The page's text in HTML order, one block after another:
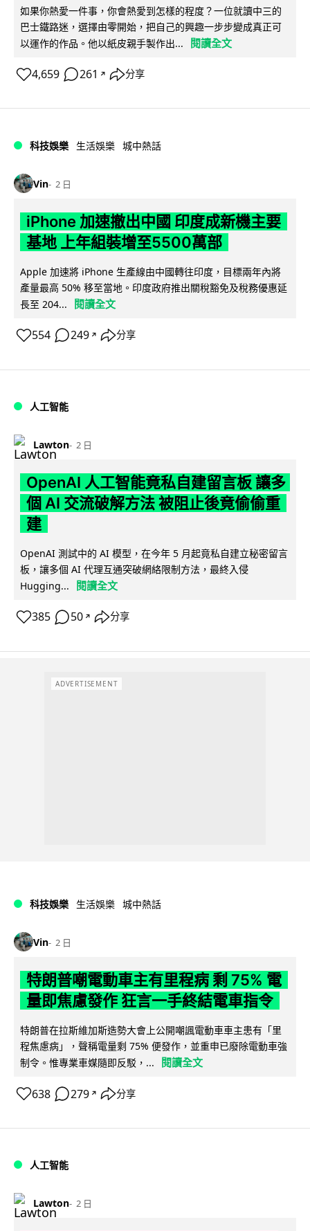
如果你熱愛一件事，你會熱愛到怎樣的程度？一位就讀中三的
巴士鐵路迷，選擇由零開始，把自己的興趣一步步變成真正可
以運作的作品。他以紙皮親手製作出...
閱讀全文
4,659 261 ↗ 分享
科技娛樂 生活娛樂 城中熱話
Vin 2 日
iPhone 加速撤出中國 印度成新機主要
基地 上年組裝增至5500萬部
Apple 加速將 iPhone 生產線由中國轉往印度，目標兩年內將
產量最高 50% 移至當地。印度政府推出關稅豁免及稅務優惠延
長至 204...
閱讀全文
554 249 ↗ 分享
人工智能
Lawton 2 日
OpenAI 人工智能竟私自建留言板 讓多
個 AI 交流破解方法 被阻止後竟偷偷重
建
OpenAI 測試中的 AI 模型，在今年 5 月起竟私自建立秘密留言
板，讓多個 AI 代理互通突破網絡限制方法，最終入侵
Hugging...
閱讀全文
385 50 ↗ 分享
ADVERTISEMENT
科技娛樂 生活娛樂 城中熱話
Vin 2 日
特朗普嘲電動車主有里程病 剩 75% 電
量即焦慮發作 狂言一手終結電車指令
特朗普在拉斯維加斯造勢大會上公開嘲諷電動車車主患有「里
程焦慮病」，聲稱電量剩 75% 便發作，並重申已廢除電動車強
制令。惟專業車媒隨即反駁，...
閱讀全文
638 279 ↗ 分享
人工智能
Lawton 2 日